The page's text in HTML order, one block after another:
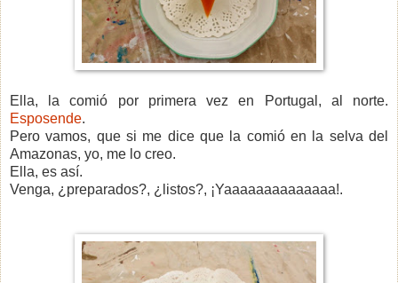
Ella, la comió por primera vez en Portugal, al norte.
Esposende.
Pero vamos, que si me dice que la comió en la selva del
Amazonas, yo, me lo creo.
Ella, es así.
Venga, ¿preparados?, ¿listos?, ¡Yaaaaaaaaaaaaaa!.